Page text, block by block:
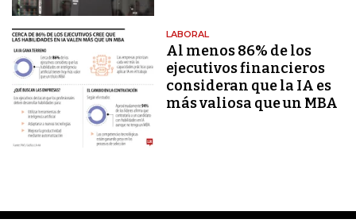
LABORAL
Al menos 86% de los
ejecutivos financieros
consideran que la IA es
más valiosa que un MBA